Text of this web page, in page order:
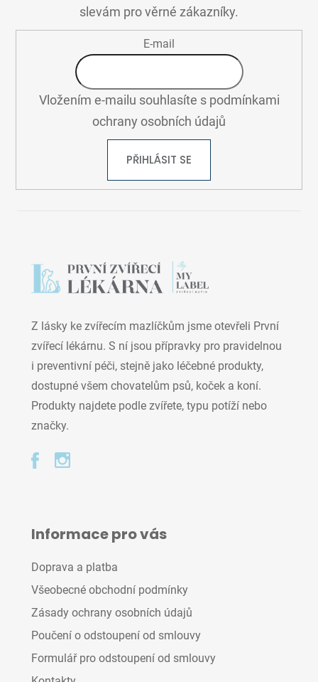
slevám pro věrné zákazníky.
E-mail
Vložením e-mailu souhlasíte s podmínkami
ochrany osobních údajů
PŘIHLÁSIT SE
Z lásky ke zvířecím mazlíčkům jsme otevřeli První
zvířecí lékárnu. S ní jsou přípravky pro pravidelnou
i preventivní péči, stejně jako léčebné produkty,
dostupné všem chovatelům psů, koček a koní.
Produkty najdete podle zvířete, typu potíží nebo
značky.
Informace pro vás
Doprava a platba
Všeobecné obchodní podmínky
Zásady ochrany osobních údajů
Poučení o odstoupení od smlouvy
Formulář pro odstoupení od smlouvy